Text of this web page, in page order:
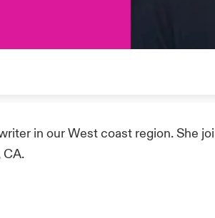
in our West coast region. She
CA.